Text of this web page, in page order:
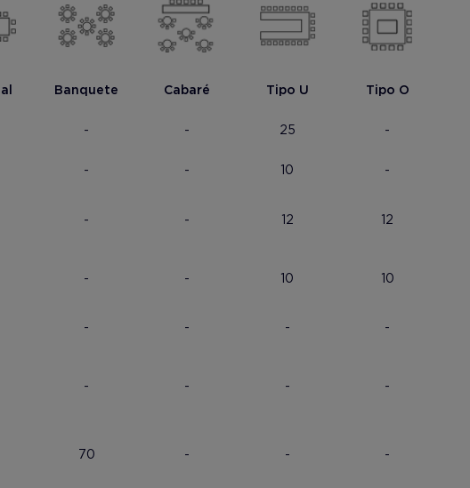
Banquete Cabaré Tipo U Tipo O
- - 25 -
- - 10 -
- - 12 12
- - 10 10
- - - -
- - - -
70 - - -